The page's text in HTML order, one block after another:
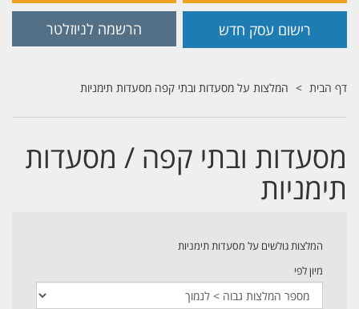
רישום עסק חדש הרשמה לניוזלטר
דף הבית המלצות על מסעדות ובתי קפה מסעדות תימניות
מסעדות ובתי קפה / מסעדות
תימניות
המלצות גולשים על מסעדות תימניות
מיון לפי